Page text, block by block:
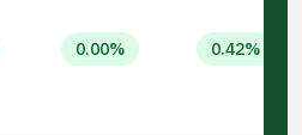
0.00% 0.42%